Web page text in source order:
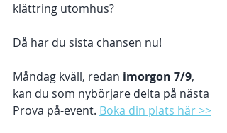
klättring utomhus?
Då har du sista chansen nu!
Måndag kväll, redan imorgon 7/9,
kan du som nybörjare delta på nästa
Prova på-event. Boka din plats här >>